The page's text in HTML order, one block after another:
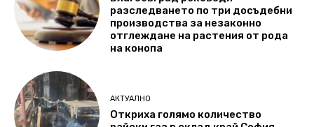
разследването по три досъдебни
производства за незаконно
отглеждане на растения от рода
на конопа
АКТУАЛНО
Откриха голямо количество